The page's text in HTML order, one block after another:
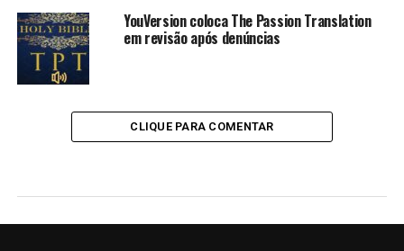
YouVersion coloca The Passion Translation
em revisão após denúncias
CLIQUE PARA COMENTAR